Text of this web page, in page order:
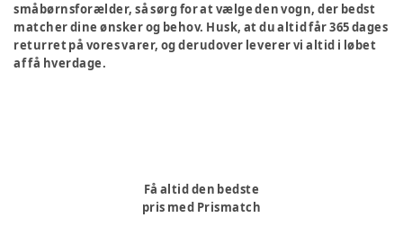
småbørnsforælder, så sørg for at vælge den vogn, der bedst
matcher dine ønsker og behov. Husk, at du altid får 365 dages
returret på vores varer, og derudover leverer vi altid i løbet
af få hverdage.
Få altid den bedste
pris med Prismatch